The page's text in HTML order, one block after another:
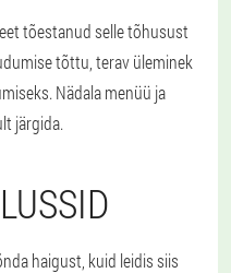
tõestanud selle tõhusust
tõttu, terav üleminek
Nädala menüü ja
järgida.
haigust, kuid leidis siis